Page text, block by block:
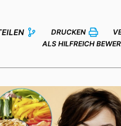
DRUCKEN
ALS HILFREICH